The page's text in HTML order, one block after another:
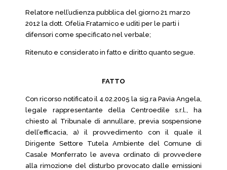
Relatore nell’udienza pubblica del giorno 21 marzo
2012 la dott. Ofelia Fratamico e uditi per le parti i
difensori come specificato nel verbale;
Ritenuto e considerato in fatto e diritto quanto segue.
FATTO
Con ricorso notificato il 4.02.2005 la sig.ra Pavia Angela,
legale rappresentante della Centroedile s.r.l., ha
chiesto al Tribunale di annullare, previa sospensione
dell’efficacia, a) il provvedimento con il quale il
Dirigente Settore Tutela Ambiente del Comune di
Casale Monferrato le aveva ordinato di provvedere
alla rimozione del disturbo provocato dalle emissioni